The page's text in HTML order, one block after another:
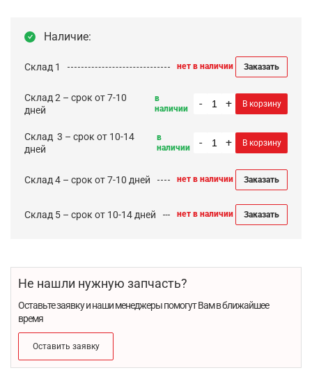
Наличие:
Склад 1 нет в наличии Заказать
Склад 2 – срок от 7-10
дней
в
наличии
- + В корзину
Cклад 3 – срок от 10-14
дней
в
наличии
- + В корзину
Склад 4 – срок от 7-10 дней нет в наличии Заказать
Склад 5 – срок от 10-14 дней нет в наличии Заказать
Не нашли нужную запчасть?
Оставьте заявку и наши менеджеры помогут Вам в ближайшее
время
Оставить заявку